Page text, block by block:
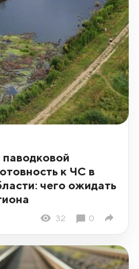
к ЧС в
чего ожидать
32 0